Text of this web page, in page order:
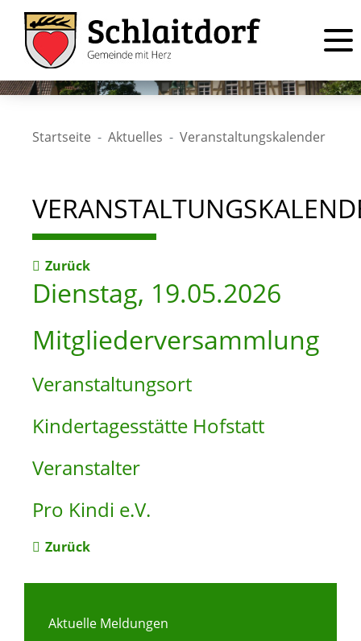
Startseite Aktuelles Veranstaltungskalender
Zurück
Dienstag, 19.05.2026
Mitgliederversammlung
Veranstaltungsort
Kindertagesstätte Hofstatt
Veranstalter
Pro Kindi e.V.
Zurück
Aktuelle Meldungen